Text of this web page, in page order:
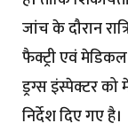
जांच के दौरान
फैक्ट्री एवं मेडिकल
ड्रग्स इंस्पेक्टर
निर्देश दिए गए है।